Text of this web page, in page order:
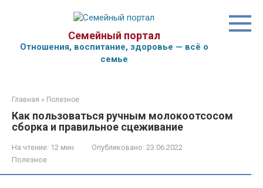
Семейный портал
Отношения, воспитание, здоровье — всё о
семье
Главная » Полезное
Как пользоваться ручным молокоотсосом
сборка и правильное сцеживание
На чтение: 12 мин Опубликовано: 23.06.2022
Полезное